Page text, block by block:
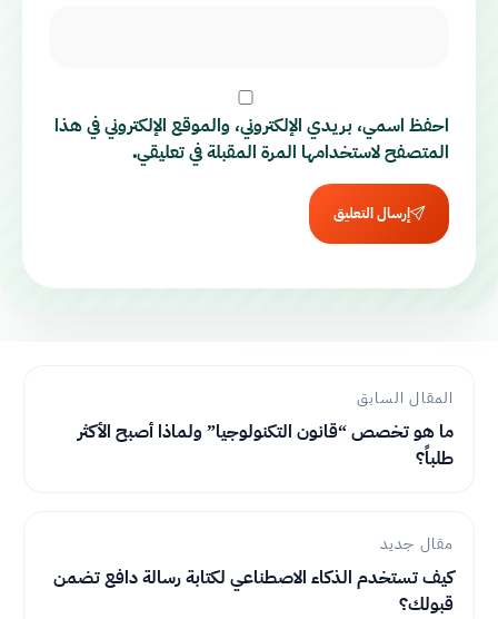
احفظ اسمي، بريدي الإلكتروني، والموقع الإلكتروني في هذا
المتصفح لاستخدامها المرة المقبلة في تعليقي.
إرسال التعليق
المقال السابق
ما هو تخصص “قانون التكنولوجيا” ولماذا أصبح الأكثر
طلباً؟
مقال جديد
كيف تستخدم الذكاء الاصطناعي لكتابة رسالة دافع تضمن
قبولك؟